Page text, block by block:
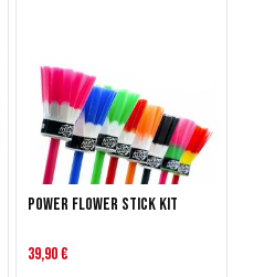
Power Flower Stick Kit
39,90 €